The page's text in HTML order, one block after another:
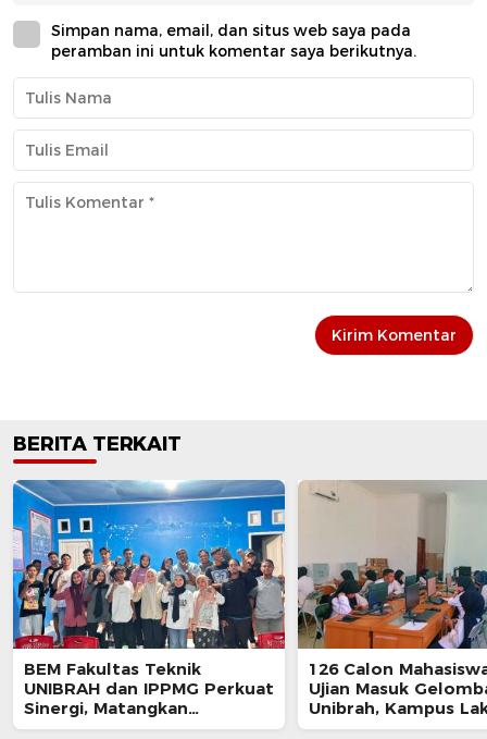
Simpan nama, email, dan situs web saya pada
peramban ini untuk komentar saya berikutnya.
BERITA TERKAIT
BEM Fakultas Teknik
UNIBRAH dan IPPMG Perkuat
Sinergi, Matangkan
Persiapan Teknik Expo
126 Calon
Ujian Masuk
Unibrah, Kampus
Pemetaan